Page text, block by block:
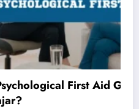
Aid Gimana Kita